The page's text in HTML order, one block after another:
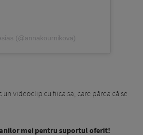
(@annakournikova)
videoclip cu fiica sa, care părea că se
mei pentru suportul oferit!